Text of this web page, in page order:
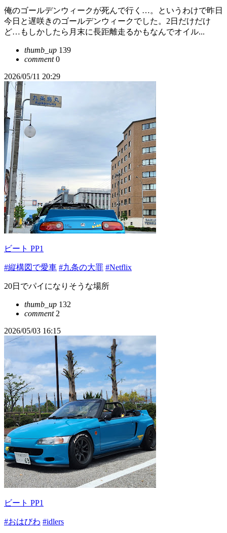
俺のゴールデンウィークが死んで行く…。というわけで昨日
今日と遅咲きのゴールデンウィークでした。2日だけだけ
ど…もしかしたら月末に長距離走るかもなんでオイル...
thumb_up 139
comment0
2026/05/11 20:29
ビート PP1
#縦構図で愛車 #九条の大罪 #Netflix
20日でパイになりそうな場所
thumb_up 132
comment2
2026/05/03 16:15
ビート PP1
#おはびわ #idlers